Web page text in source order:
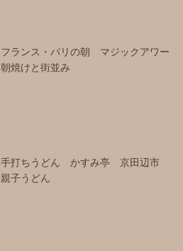
フランス・パリの朝 マジックアワー
朝焼けと街並み
手打ちうどん かすみ亭 京田辺市
親子うどん